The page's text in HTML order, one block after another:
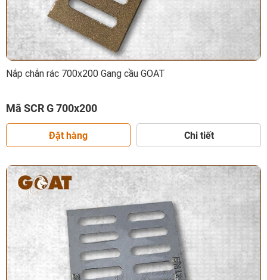
Nắp chắn rác 700x200 Gang cầu GOAT
Mã SCR G 700x200
Đặt hàng Chi tiết